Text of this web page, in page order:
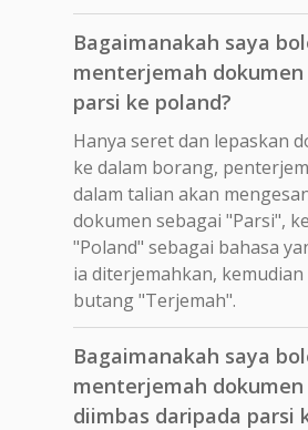
Bagaimanakah saya
menterjemah dokumen
parsi ke poland?
Hanya seret dan lepaskan
ke dalam borang,
dalam talian akan
dokumen sebagai "Parsi",
"Poland" sebagai bahasa
ia diterjemahkan,
butang "Terjemah".
Bagaimanakah saya
menterjemah dokumen
diimbas daripada parsi